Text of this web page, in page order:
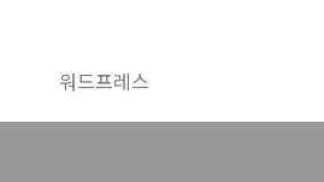
워드프레스